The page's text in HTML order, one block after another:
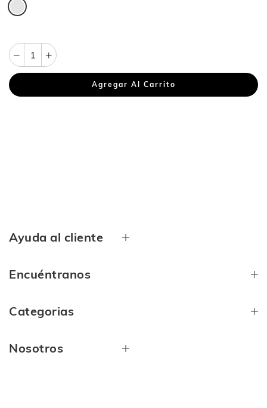
Agregar Al Carrito
Ayuda al cliente
Nosotros
Encuéntranos
Categorias